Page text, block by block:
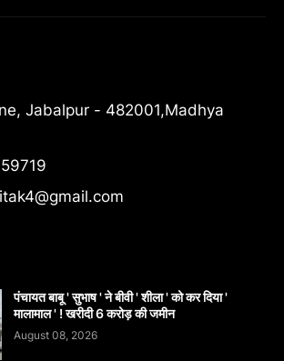
Jabalpur - 482001,Madhya
पंचायत बाबू ' सुभाष ' ने बीवी ' शीला ' को कर दिया '
मालामाल ' ! खरीदी 6 करोड़ की जमीन
August 08, 2026